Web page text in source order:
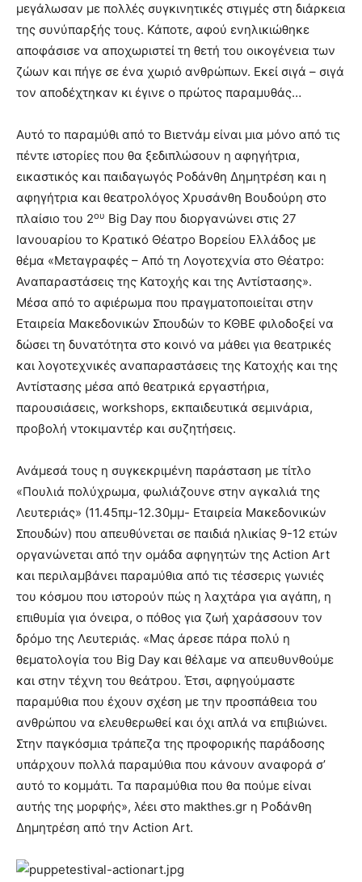
μεγάλωσαν με πολλές συγκινητικές στιγμές στη διάρκεια
της συνύπαρξής τους. Κάποτε, αφού ενηλικιώθηκε
αποφάσισε να αποχωριστεί τη θετή του οικογένεια των
ζώων και πήγε σε ένα χωριό ανθρώπων. Εκεί σιγά – σιγά
τον αποδέχτηκαν κι έγινε ο πρώτος παραμυθάς…
Αυτό το παραμύθι από το Βιετνάμ είναι μια μόνο από τις
πέντε ιστορίες που θα ξεδιπλώσουν η αφηγήτρια,
εικαστικός και παιδαγωγός Ροδάνθη Δημητρέση και η
αφηγήτρια και θεατρολόγος Χρυσάνθη Βουδούρη στο
πλαίσιο του 2ου Big Day που διοργανώνει στις 27
Ιανουαρίου το Κρατικό Θέατρο Βορείου Ελλάδος με
θέμα «Μεταγραφές – Από τη Λογοτεχνία στο Θέατρο:
Αναπαραστάσεις της Κατοχής και της Αντίστασης».
Μέσα από το αφιέρωμα που πραγματοποιείται στην
Εταιρεία Μακεδονικών Σπουδών το ΚΘΒΕ φιλοδοξεί να
δώσει τη δυνατότητα στο κοινό να μάθει για θεατρικές
και λογοτεχνικές αναπαραστάσεις της Κατοχής και της
Αντίστασης μέσα από θεατρικά εργαστήρια,
παρουσιάσεις, workshops, εκπαιδευτικά σεμινάρια,
προβολή ντοκιμαντέρ και συζητήσεις.
Ανάμεσά τους η συγκεκριμένη παράσταση με τίτλο
«Πουλιά πολύχρωμα, φωλιάζουνε στην αγκαλιά της
Λευτεριάς» (11.45πμ-12.30μμ- Εταιρεία Μακεδονικών
Σπουδών) που απευθύνεται σε παιδιά ηλικίας 9-12 ετών
οργανώνεται από την oμάδα αφηγητών της Action Art
και περιλαμβάνει παραμύθια από τις τέσσερις γωνιές
του κόσμου που ιστορούν πώς η λαχτάρα για αγάπη, η
επιθυμία για όνειρα, ο πόθος για ζωή χαράσσουν τον
δρόμο της Λευτεριάς. «Μας άρεσε πάρα πολύ η
θεματολογία του Big Day και θέλαμε να απευθυνθούμε
και στην τέχνη του θεάτρου. Έτσι, αφηγούμαστε
παραμύθια που έχουν σχέση με την προσπάθεια του
ανθρώπου να ελευθερωθεί και όχι απλά να επιβιώνει.
Στην παγκόσμια τράπεζα της προφορικής παράδοσης
υπάρχουν πολλά παραμύθια που κάνουν αναφορά σ’
αυτό το κομμάτι. Τα παραμύθια που θα πούμε είναι
αυτής της μορφής», λέει στο makthes.gr η Ροδάνθη
Δημητρέση από την Action Art.